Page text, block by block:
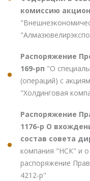
комиссию
Распоряжение
169-рп "О
(операций) с
"Холдинговая
Распоряжение
1176-р О
состав совета
компания "НСК" и о
распоряжение
4212-р"